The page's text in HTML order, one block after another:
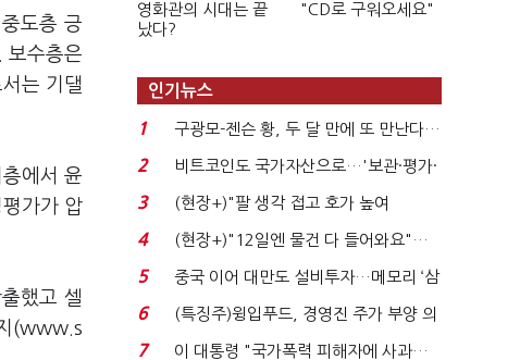
도층 긍
수층은
는 기댈
에서 윤
가가 압
했고 셀
(www.s
영화관의 시대는 끝
났다?
"CD로 구워오세요"
인기뉴스
1
구광모-젠슨 황, 두 달 만에 또 만난다…
로봇·AI 등 논...
2
비트코인도 국가자산으로…'보관·평가·
처분' 기준은 ...
3
(현장+)"팔 생각 접고 호가 높여
요"…'덜 똘똘한 한 채' 20...
4
(현장+)"12일엔 물건 다 들어와요"…
빈 매대 채우며 문 연 ...
5
중국 이어 대만도 설비투자…메모리 ‘삼
국전쟁’
6
(특징주)윙입푸드, 경영진 주가 부양 의
지에 상한가...
7
이 대통령 "국가폭력 피해자에 사과…